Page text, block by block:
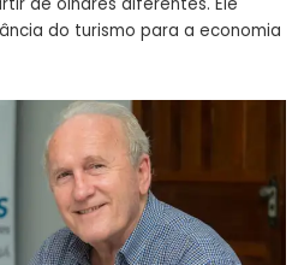
do turismo para a economia